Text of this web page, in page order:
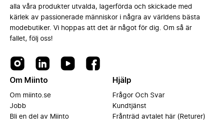
alla våra produkter utvalda, lagerförda och skickade med
kärlek av passionerade människor i några av världens bästa
modebutiker. Vi hoppas att det är något för dig. Om så är
fallet, följ oss!
Om Miinto
Om miinto.se
Jobb
Bli en del av Miinto
Hjälp
Frågor Och Svar
Kundtjänst
Frånträd avtalet här (Returer)